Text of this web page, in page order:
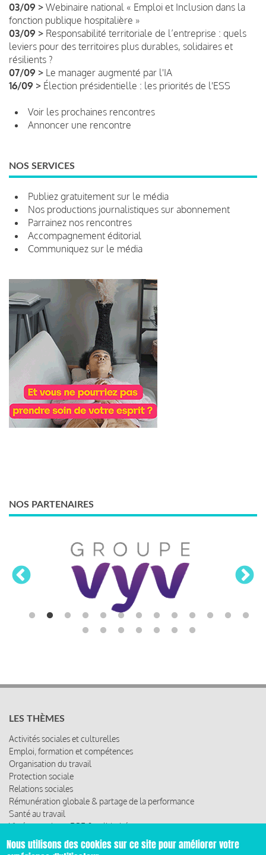
03/09 > Webinaire national « Emploi et Inclusion dans la
fonction publique hospitalière »
03/09 > Responsabilité territoriale de l’entreprise : quels
leviers pour des territoires plus durables, solidaires et
résilients ?
07/09 > Le manager augmenté par l'IA
16/09 > Élection présidentielle : les priorités de l'ESS
Voir les prochaines rencontres
Annoncer une rencontre
NOS SERVICES
Publiez gratuitement sur le média
Nos productions journalistiques sur abonnement
Parrainez nos rencontres
Accompagnement éditorial
Communiquez sur le média
NOS PARTENAIRES
LES THÈMES
Activités sociales et culturelles
Emploi, formation et compétences
Organisation du travail
Protection sociale
Relations sociales
Rémunération globale & partage de la performance
Santé au travail
Vie économique, RSE & solidarité
ACCÈS RAPIDE
Nous utilisons des cookies sur ce site pour améliorer votre